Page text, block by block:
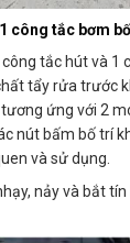
công tắc bơm
tắc hút và 1
tẩy rửa trước
ứng với 2
nút bấm bố trí
và sử dụng.
nảy và bắt tín